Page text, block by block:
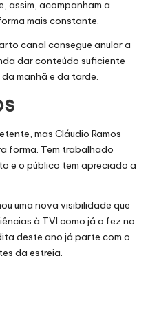
assim, acompanham a
mais constante.
canal consegue anular a
dar conteúdo suficiente
manhã e da tarde.
mas Cláudio Ramos
forma. Tem trabalhado
e o público tem apreciado a
uma nova visibilidade que
à TVI como já o fez no
deste ano já parte com o
da estreia.